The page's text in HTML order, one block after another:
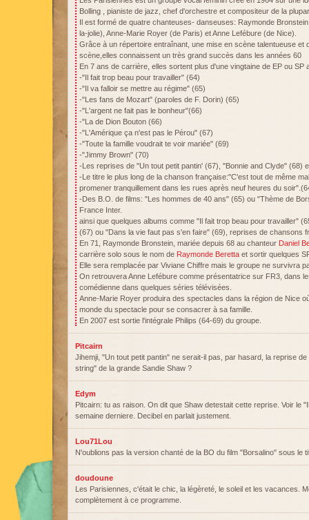
Bolling , pianiste de jazz, chef d'orchestre et compositeur de la
Il est formé de quatre chanteuses- danseuses: Raymonde
la-jolie), Anne-Marie Royer (de Paris) et Anne Lefébure (de Nice).
Grâce à un répertoire entraînant, une mise en scène talentueuse et
scène,elles connaissent un très grand succès dans les années 60
En 7 ans de carrière, elles sortent plus d'une vingtaine de EP ou SP
-"Il fait trop beau pour travailler" (64)
-"Il va falloir se mettre au régime" (65)
-"Les fans de Mozart" (paroles de F. Dorin) (65)
-"L'argent ne fait pas le bonheur"(66)
-"La de Dion Bouton (66)
-"L'Amérique ça n'est pas le Pérou" (67)
-"Toute la famille voudrait te voir mariée" (69)
-"Jimmy Brown" (70)
-Les reprises de "Un tout petit pantin' (67), "Bonnie and Clyde" (68)
-Le titre le plus long de la chanson française:"C'est tout de même
promener tranquillement dans les rues après neuf heures du
-Des B.O. de films: "Les hommes de 40 ans" (65) ou "Thème de
France Inter.
ainsi que quelques albums comme "Il fait trop beau pour travailler"
(67) ou "Dans la vie faut pas s'en faire" (69), reprises de chansons
En 71, Raymonde Bronstein, mariée depuis 68 au chanteur Daniel
carrière solo sous le nom de Raymonde Beretta et sortir quelques
Elle sera remplacée par Viviane Chiffre mais le groupe ne survivra
On retrouvera Anne Lefébure comme présentatrice sur FR3, dans
comédienne dans quelques séries télévisées.
Anne-Marie Royer produira des spectacles dans la région de Nice
monde du spectacle pour se consacrer à sa famille.
En 2007 est sortie l'intégrale Philips (64-69) du groupe.
Pitcairn
Jihemji, "Un tout petit pantin" ne serait-il pas, par hasard, la reprise de
string" de la grande Sandie Shaw ?
Edym
Pitcairn: tu as raison. On dit que Shaw detestait cette reprise. Voir le
semaine derniere. Decibel en parlait justement.
Lou71Lou
N'oublions pas la version chanté de la BO du film "Borsalino" sous le
doudoune
Les Parisiennes, c'était le chic, la légèreté, le soleil et les vacances.
complètement à ce programme.